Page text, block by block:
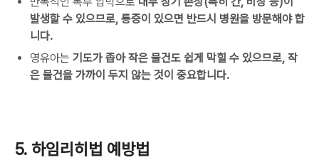
발생할 수 있으므로, 통증이 있으면 반드시 병원을 방문해야 합
니다.
영유아는 기도가 좁아 작은 물건도 쉽게 막힐 수 있으므로, 작
은 물건을 가까이 두지 않는 것이 중요합니다.
5. 하임리히법 예방법